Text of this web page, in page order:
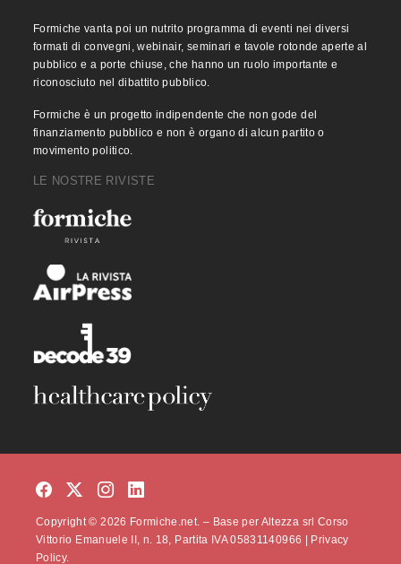
Formiche vanta poi un nutrito programma di eventi nei diversi
formati di convegni, webinair, seminari e tavole rotonde aperte al
pubblico e a porte chiuse, che hanno un ruolo importante e
riconosciuto nel dibattito pubblico.
Formiche è un progetto indipendente che non gode del
finanziamento pubblico e non è organo di alcun partito o
movimento politico.
LE NOSTRE RIVISTE
Copyright © 2026 Formiche.net. – Base per Altezza srl Corso
Vittorio Emanuele II, n. 18, Partita IVA 05831140966 |
Privacy
Policy.